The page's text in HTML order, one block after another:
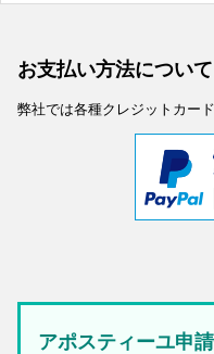
お支払い方法について
弊社では各種クレジットカー
アポスティーユ申